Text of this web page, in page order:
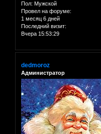
Пол: Мужской
Провел на форуме:
1 месяц 6 дней
Последний визит:
Вчера 15:53:29
dedmoroz
Администратор